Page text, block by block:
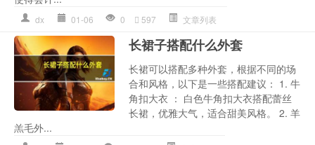
dx 01-06 0 597 文章列表
长裙子搭配什么外套
长裙可以搭配多种外套，根据不同的场
合和风格，以下是一些搭配建议： 1. 牛
角扣大衣 ： 白色牛角扣大衣搭配蕾丝
长裙，优雅大气，适合甜美风格。 2. 羊
羔毛外...